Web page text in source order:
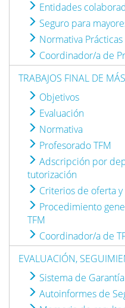
Entidades
Seguro para
Normativa
Coordinador/a de
TRABAJOS FINAL DE
Objetivos
Evaluación
Normativa
Profesorado TFM
Adscripción por
tutorización
Criterios de oferta
Procedimiento
TFM
Coordinador/a de
EVALUACIÓN,
Sistema de
Autoinformes de